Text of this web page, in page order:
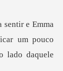
a
um pouco